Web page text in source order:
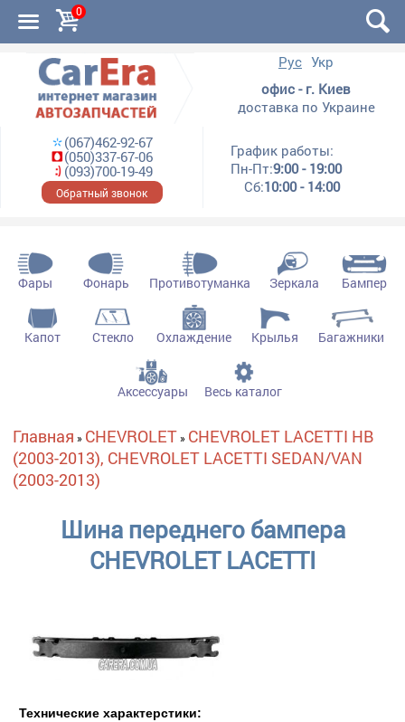
0
Рус Укр
офис - г. Киев
доставка по Украине
(067)462-92-67
(050)337-67-06
(093)700-19-49
Обратный звонок
График работы:
Пн-Пт:9:00 - 19:00
Сб:10:00 - 14:00
Фары Фонарь Противотуманка Зеркала Бампер
Капот Стекло Охлаждение Крылья Багажники
Аксессуары Весь каталог
Вы здесь
Главная » CHEVROLET» CHEVROLET LACETTI HB
(2003-2013), CHEVROLET LACETTI SEDAN/VAN
(2003-2013)
Шина переднего бампера
CHEVROLET LACETTI
Технические характерстики: